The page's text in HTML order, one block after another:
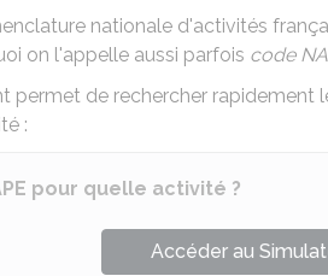
nationale d'activités
on l'appelle aussi parfois code
permet de rechercher rapidement
:
pour quelle activité ?
Accéder au